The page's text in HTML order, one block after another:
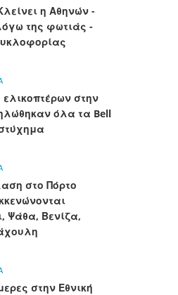
η Αθηνών -
της φωτιάς -
στην
όλα τα Bell
στο Πόρτο
Ψάθα, Βενίζα,
στην Εθνική